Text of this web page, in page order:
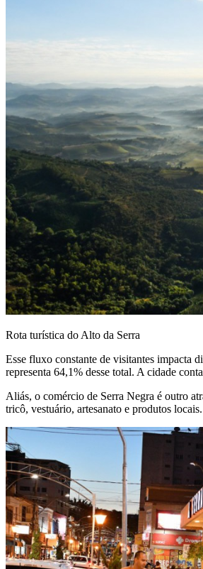
Rota turística do Alto da Serra
Esse fluxo constante de visitantes impacta
representa 64,1% desse total. A cidade
Aliás, o comércio de Serra Negra é outro
tricô, vestuário, artesanato e produtos locais.